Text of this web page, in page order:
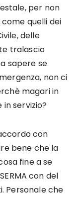
per non
quelli dei
delle
tralascio
sapere se
non ci
magari in
servizio?
con
bene che la
fine a se
con del
Personale che